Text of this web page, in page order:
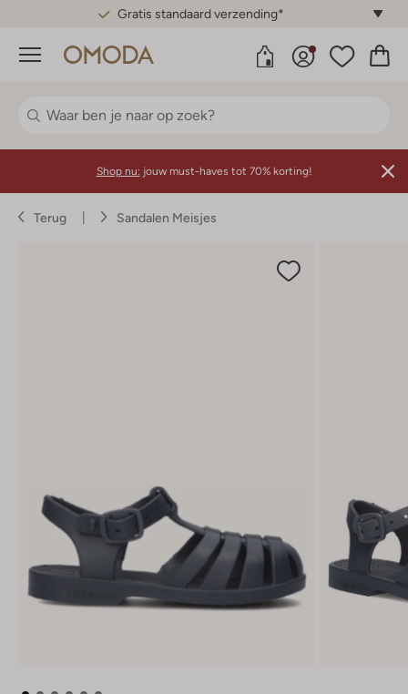
Gratis standaard verzending*
Menu
Shop nu: jouw must-haves tot 70% korting!
Terug Sandalen Meisjes